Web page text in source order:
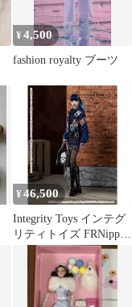
¥4,500
fashion royalty ブーツ
¥ 46,500
Integrity Toys インテグ
リティトイズ FRNippon
Street Wise Misaki スト
リート ワイズ ミサキ
Azone アゾン FRN080-
STW 0753250811062